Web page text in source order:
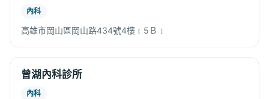
內科
高雄市岡山區岡山路434號4樓﹝5Ｂ﹞
曾湖內科診所
內科